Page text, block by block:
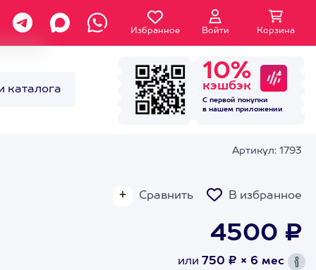
Избранное Войти Корзина
каталога
10%
кэшбэк
С первой покупки
в нашем приложении
Артикул: 1793
Сравнить В избранное
4500 ₽
или 750 ₽ × 6 мес